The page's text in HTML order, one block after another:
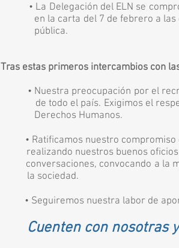
• La Delegación del ELN se
en la carta del 7 de febrero a las
pública.
Tras estas primeros intercambios con
• Nuestra preocupación por el
de todo el país. Exigimos el
Derechos Humanos.
• Ratificamos nuestro
realizando nuestros buenos oficios
conversaciones, convocando a la
la sociedad.
• Seguiremos nuestra labor de
Cuenten con nosotras